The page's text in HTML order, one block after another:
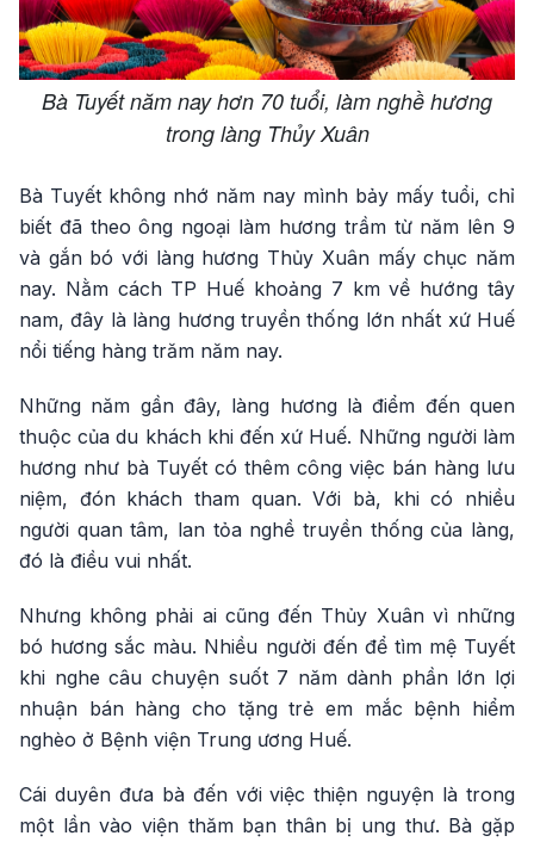
Bà Tuyết năm nay hơn 70 tuổi, làm nghề hương
trong làng Thủy Xuân
Bà Tuyết không nhớ năm nay mình bảy mấy tuổi, chỉ
biết đã theo ông ngoại làm hương trầm từ năm lên 9
và gắn bó với làng hương Thủy Xuân mấy chục năm
nay. Nằm cách TP Huế khoảng 7 km về hướng tây
nam, đây là làng hương truyền thống lớn nhất xứ Huế
nổi tiếng hàng trăm năm nay.
Những năm gần đây, làng hương là điểm đến quen
thuộc của du khách khi đến xứ Huế. Những người làm
hương như bà Tuyết có thêm công việc bán hàng lưu
niệm, đón khách tham quan. Với bà, khi có nhiều
người quan tâm, lan tỏa nghề truyền thống của làng,
đó là điều vui nhất.
Nhưng không phải ai cũng đến Thủy Xuân vì những
bó hương sắc màu. Nhiều người đến để tìm mệ Tuyết
khi nghe câu chuyện suốt 7 năm dành phần lớn lợi
nhuận bán hàng cho tặng trẻ em mắc bệnh hiểm
nghèo ở Bệnh viện Trung ương Huế.
Cái duyên đưa bà đến với việc thiện nguyện là trong
một lần vào viện thăm bạn thân bị ung thư. Bà gặp